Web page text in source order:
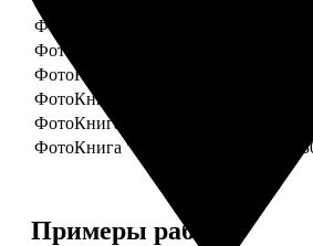
ФотоКнига "Премиум" 25x25
ФотоКнига "Премиум" 30x30
ФотоКнига "Премиум" 30x45
ФотоКнига "Премиум" Свадебная
ФотоКнига "Премиум" Свадебная
ФотоКнига "Премиум" Свадебная
Примеры работ